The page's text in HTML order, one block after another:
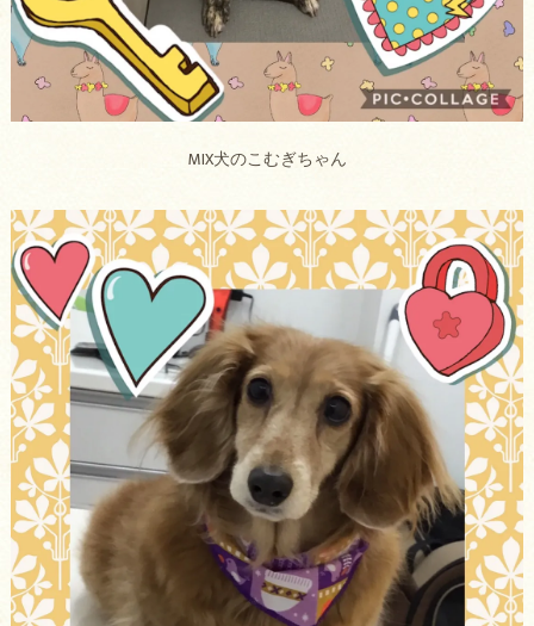
MIX犬のこむぎちゃん